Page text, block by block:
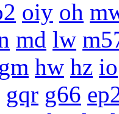
oiy oh
md lw
hw hz io
gqr g66